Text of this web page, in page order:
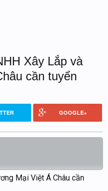
Xây Lắp và
cần tuyển
GOOGLE+
Mại Việt Á Châu cần